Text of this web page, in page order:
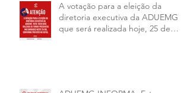
A votação para a eleição da
diretoria executiva da ADUEMG
que será realizada hoje, 25 de